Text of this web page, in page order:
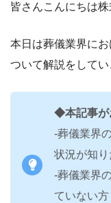
皆さんこんにちは
本日は葬儀業界に
ついて解説をしてい
◆本記事が
-葬儀業界
状況が知り
-葬儀業界
ていない方